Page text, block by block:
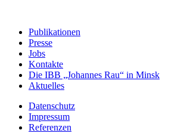
Publikationen
Presse
Jobs
Kontakte
Die IBB „Johannes Rau“ in Minsk
Aktuelles
Datenschutz
Impressum
Referenzen